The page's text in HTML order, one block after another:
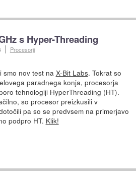
s Hyper-Threading
Procesorji
nov test na X-Bit Labs. Tokrat so
paradnega konja, procesorja
tehnologiji HyperThreading (HT).
so procesor preizkusili v
pa so se predvsem na primerjavo
podpro HT. Klik!